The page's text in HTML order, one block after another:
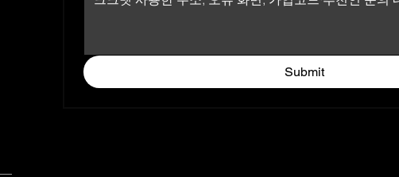
Submit